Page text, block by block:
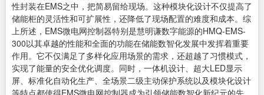
性封装在EMS之中，把简易留给现场。这种模块化设计不仅提高了
储能柜的灵活性和可扩展性，还降低了现场配置的难度和成本。综
上所述，EMS微电网控制器特别是慧明谦数字能源的HMQ-EMS-
300以其卓越的性能和全面的功能在储能数智化发展中发挥着重要
作用。它不仅满足了多样化应用场景的需求，还超越了习惯模式，
实现了能量的安全优化调度。同时，一体机设计、超大LED显示
屏、标准化自动化生产、全场景二级主动保护系统以及模块化设计